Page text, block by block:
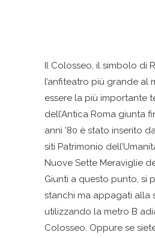
Il Colosseo, il simbolo di
l’anfiteatro più grande al
essere la più importante
dell’Antica Roma giunta
anni ’80 è stato inserito
siti Patrimonio
Nuove Sette Meraviglie
Giunti a questo punto, si
stanchi ma appagati alla
utilizzando la metro B
Colosseo. Oppure se